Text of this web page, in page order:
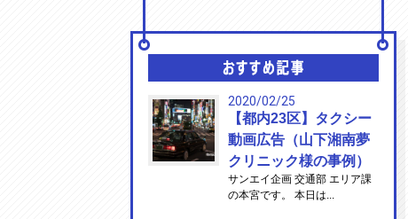
2020/02/25
【都内23区】タクシー
動画広告（山下湘南夢
クリニック様の事例）
サンエイ企画 交通部 エリア課
の本宮です。 本日は...